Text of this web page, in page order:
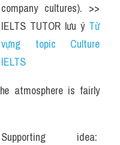
company cultures). >>
IELTS TUTOR lưu ý Từ
vựng topic Culture
IELTS
atmosphere is fairly
Supporting idea: